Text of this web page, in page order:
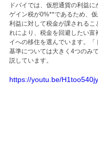
ドバイでは、仮想通貨の利益
ゲイン税が0%**であるため、
利益に対して税金が課されるこ
れにより、税金を回避したい富
イへの移住を選んでいます。「
基準については大きく4つのみ
説しています。
https://youtu.be/